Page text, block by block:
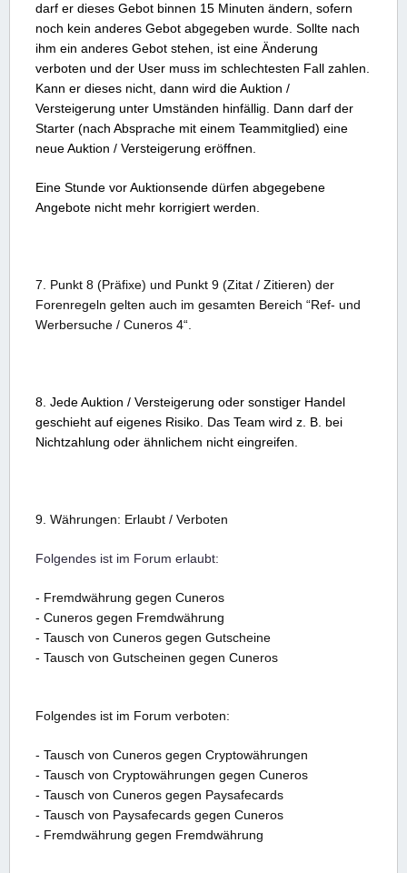
darf er dieses Gebot binnen 15 Minuten ändern, sofern
noch kein anderes Gebot abgegeben wurde. Sollte nach
ihm ein anderes Gebot stehen, ist eine Änderung
verboten und der User muss im schlechtesten Fall zahlen.
Kann er dieses nicht, dann wird die Auktion /
Versteigerung unter Umständen hinfällig. Dann darf der
Starter (nach Absprache mit einem Teammitglied) eine
neue Auktion / Versteigerung eröffnen.
Eine Stunde vor Auktionsende dürfen abgegebene
Angebote nicht mehr korrigiert werden.
7. Punkt 8 (Präfixe) und Punkt 9 (Zitat / Zitieren) der
Forenregeln gelten auch im gesamten Bereich “Ref- und
Werbersuche / Cuneros 4“.
8. Jede Auktion / Versteigerung oder sonstiger Handel
geschieht auf eigenes Risiko. Das Team wird z. B. bei
Nichtzahlung oder ähnlichem nicht eingreifen.
9. Währungen: Erlaubt / Verboten
Folgendes ist im Forum erlaubt:
- Fremdwährung gegen Cuneros
- Cuneros gegen Fremdwährung
- Tausch von Cuneros gegen Gutscheine
- Tausch von Gutscheinen gegen Cuneros
Folgendes ist im Forum verboten:
- Tausch von Cuneros gegen Cryptowährungen
- Tausch von Cryptowährungen gegen Cuneros
- Tausch von Cuneros gegen Paysafecards
- Tausch von Paysafecards gegen Cuneros
- Fremdwährung gegen Fremdwährung